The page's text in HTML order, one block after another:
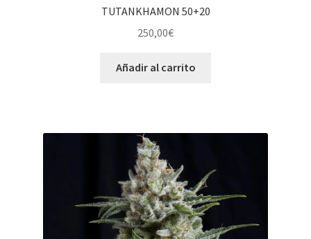
TUTANKHAMON 50+20
250,00€
Añadir al carrito